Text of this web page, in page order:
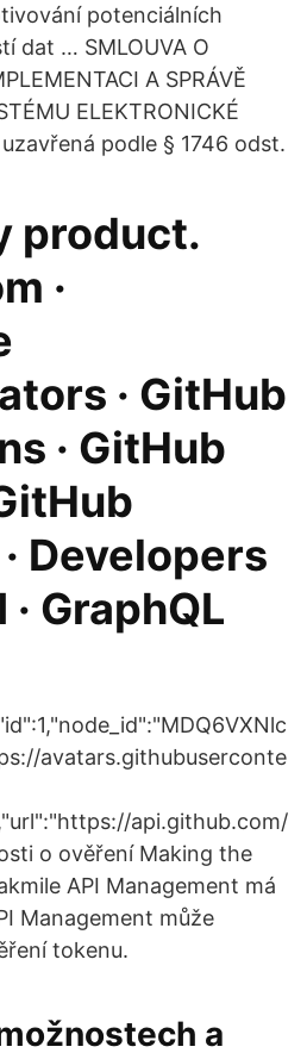
potenciálních
dat … SMLOUVA O
A SPRÁVĚ
ELEKTRONICKÉ
podle § 1746 odst.
product.
·
· GitHub
· GitHub
Developers
· GraphQL
avatars.githubuserconte
api.github.com/
o ověření Making the
API Management má
Management může
tokenu.
a